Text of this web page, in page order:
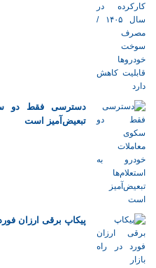
دسترسی فقط دو
تبعیض‌آمیز است
پیکاپ برقی ارزان فورد